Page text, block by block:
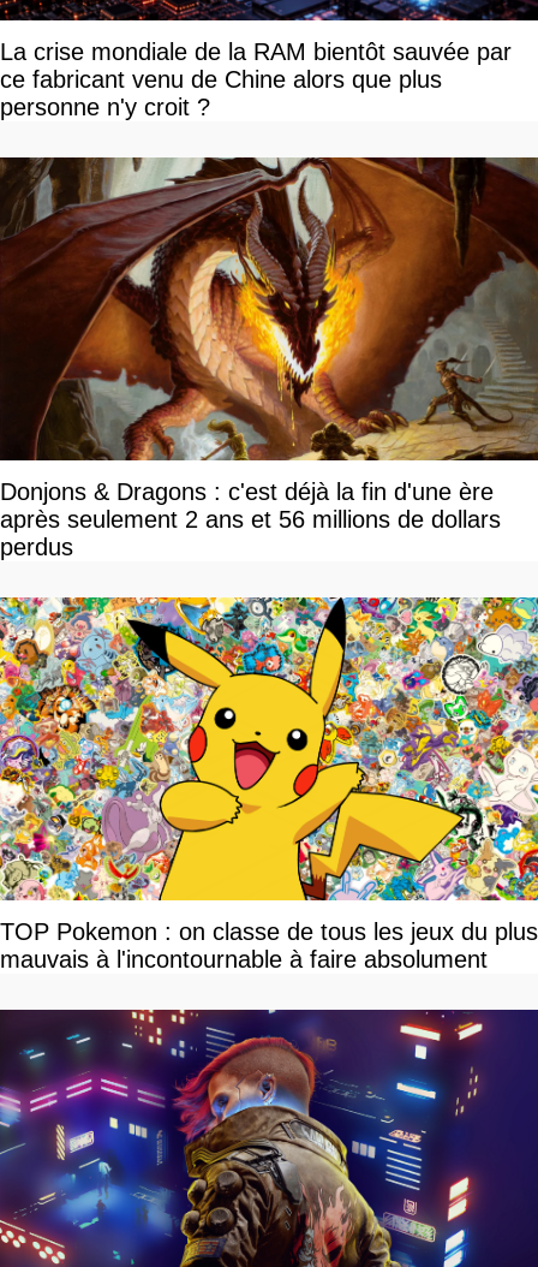
La crise mondiale de la RAM bientôt sauvée par
ce fabricant venu de Chine alors que plus
personne n'y croit ?
Donjons & Dragons : c'est déjà la fin d'une ère
après seulement 2 ans et 56 millions de dollars
perdus
TOP Pokemon : on classe de tous les jeux du plus
mauvais à l'incontournable à faire absolument